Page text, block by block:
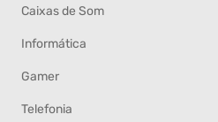
Caixas de Som
Informática
Gamer
Telefonia